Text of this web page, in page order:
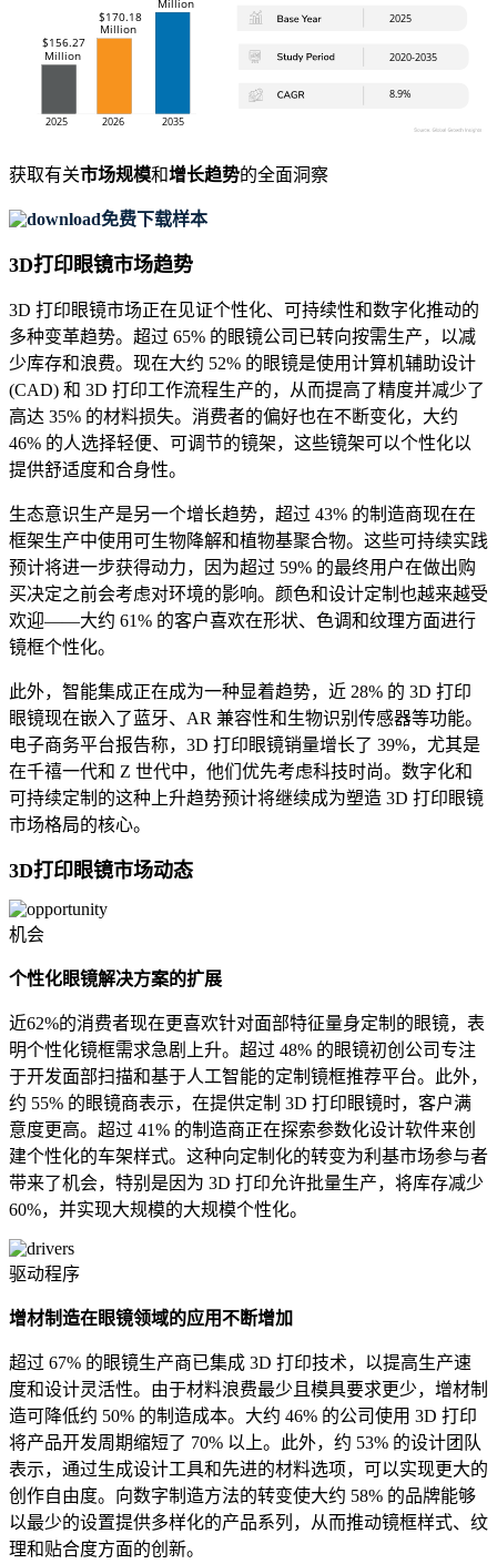
获取有关市场规模和增长趋势的全面洞察
免费下载样本
3D打印眼镜市场趋势
3D 打印眼镜市场正在见证个性化、可持续性和数字化推动的
多种变革趋势。超过 65% 的眼镜公司已转向按需生产，以减
少库存和浪费。现在大约 52% 的眼镜是使用计算机辅助设计
(CAD) 和 3D 打印工作流程生产的，从而提高了精度并减少了
高达 35% 的材料损失。消费者的偏好也在不断变化，大约
46% 的人选择轻便、可调节的镜架，这些镜架可以个性化以
提供舒适度和合身性。
生态意识生产是另一个增长趋势，超过 43% 的制造商现在在
框架生产中使用可生物降解和植物基聚合物。这些可持续实践
预计将进一步获得动力，因为超过 59% 的最终用户在做出购
买决定之前会考虑对环境的影响。颜色和设计定制也越来越受
欢迎——大约 61% 的客户喜欢在形状、色调和纹理方面进行
镜框个性化。
此外，智能集成正在成为一种显着趋势，近 28% 的 3D 打印
眼镜现在嵌入了蓝牙、AR 兼容性和生物识别传感器等功能。
电子商务平台报告称，3D 打印眼镜销量增长了 39%，尤其是
在千禧一代和 Z 世代中，他们优先考虑科技时尚。数字化和
可持续定制的这种上升趋势预计将继续成为塑造 3D 打印眼镜
市场格局的核心。
3D打印眼镜市场动态
机会
个性化眼镜解决方案的扩展
近62%的消费者现在更喜欢针对面部特征量身定制的眼镜，表
明个性化镜框需求急剧上升。超过 48% 的眼镜初创公司专注
于开发面部扫描和基于人工智能的定制镜框推荐平台。此外，
约 55% 的眼镜商表示，在提供定制 3D 打印眼镜时，客户满
意度更高。超过 41% 的制造商正在探索参数化设计软件来创
建个性化的车架样式。这种向定制化的转变为利基市场参与者
带来了机会，特别是因为 3D 打印允许批量生产，将库存减少
60%，并实现大规模的大规模个性化。
驱动程序
增材制造在眼镜领域的应用不断增加
超过 67% 的眼镜生产商已集成 3D 打印技术，以提高生产速
度和设计灵活性。由于材料浪费最少且模具要求更少，增材制
造可降低约 50% 的制造成本。大约 46% 的公司使用 3D 打印
将产品开发周期缩短了 70% 以上。此外，约 53% 的设计团队
表示，通过生成设计工具和先进的材料选项，可以实现更大的
创作自由度。向数字制造方法的转变使大约 58% 的品牌能够
以最少的设置提供多样化的产品系列，从而推动镜框样式、纹
理和贴合度方面的创新。